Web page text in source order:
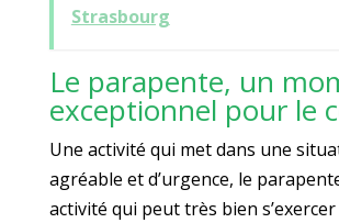
Strasbourg
Le parapente, un
exceptionnel pour le
Une activité qui met dans une
agréable et d’urgence, le
activité qui peut très bien